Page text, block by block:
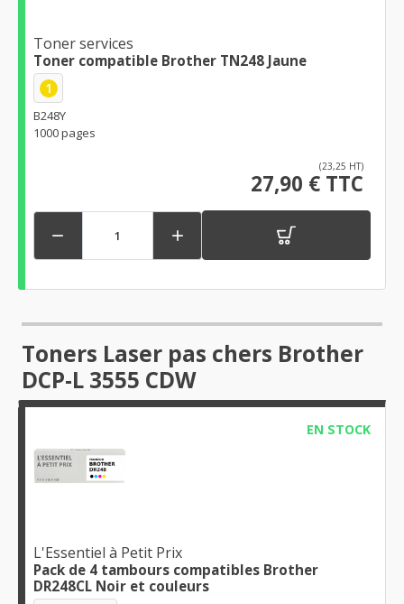
Toner services
Toner compatible Brother TN248 Jaune
1
B248Y
1000 pages
(23,25 HT)
27,90 € TTC
 
Toners Laser pas chers Brother
DCP-L 3555 CDW
EN STOCK
L'Essentiel à Petit Prix
Pack de 4 tambours compatibles Brother
DR248CL Noir et couleurs